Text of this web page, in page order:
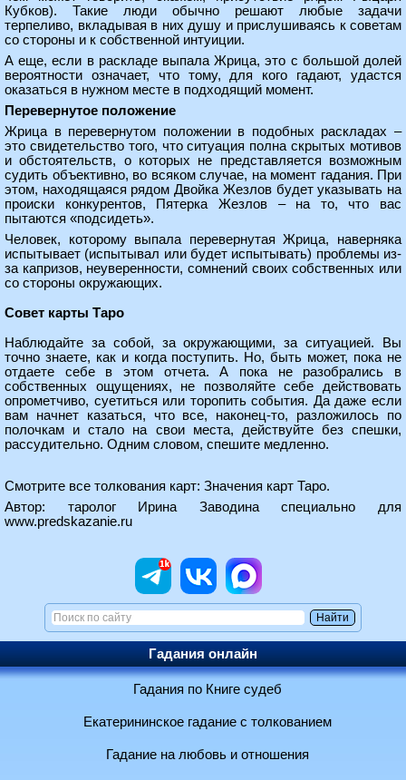
Кубков). Такие люди обычно решают любые задачи
терпеливо, вкладывая в них душу и прислушиваясь к советам
со стороны и к собственной интуиции.
А еще, если в раскладе выпала Жрица, это с большой долей
вероятности означает, что тому, для кого гадают, удастся
оказаться в нужном месте в подходящий момент.
Перевернутое положение
Жрица в перевернутом положении в подобных раскладах –
это свидетельство того, что ситуация полна скрытых мотивов
и обстоятельств, о которых не представляется возможным
судить объективно, во всяком случае, на момент гадания. При
этом, находящаяся рядом Двойка Жезлов будет указывать на
происки конкурентов, Пятерка Жезлов – на то, что вас
пытаются «подсидеть».
Человек, которому выпала перевернутая Жрица, наверняка
испытывает (испытывал или будет испытывать) проблемы из-
за капризов, неуверенности, сомнений своих собственных или
со стороны окружающих.
Совет карты Таро
Наблюдайте за собой, за окружающими, за ситуацией. Вы
точно знаете, как и когда поступить. Но, быть может, пока не
отдаете себе в этом отчета. А пока не разобрались в
собственных ощущениях, не позволяйте себе действовать
опрометчиво, суетиться или торопить события. Да даже если
вам начнет казаться, что все, наконец-то, разложилось по
полочкам и стало на свои места, действуйте без спешки,
рассудительно. Одним словом, спешите медленно.
Смотрите все толкования карт: Значения карт Таро.
Автор: таролог Ирина Заводина специально для
www.predskazanie.ru
Гадания онлайн
Гадания по Книге судеб
Екатерининское гадание с толкованием
Гадание на любовь и отношения